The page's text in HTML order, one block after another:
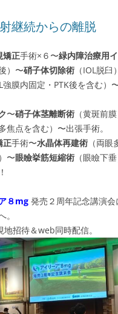
継続からの離脱
矯正手術×６〜緑内障治療用
）〜硝子体切除術 （IOL脱臼
強膜内固定・PTK後を含む）
〜硝子体茎離断術 （黄斑前
焦点を含む）〜出張手術。
正手術〜水晶体再建術 （両
〜眼瞼挙筋短縮術 （眼瞼下
８mg 発売２周年記念講演会
招待＆web同時配信。